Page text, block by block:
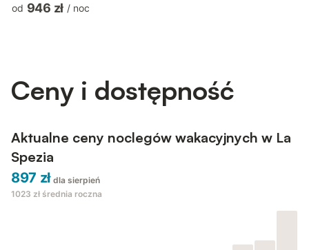
double bedroom and a second double bedroom with a private
od 946 zł / noc
Ceny i dostępność
Aktualne ceny noclegów wakacyjnych w La
Spezia
897 zł dla sierpień
1023 zł średnia roczna